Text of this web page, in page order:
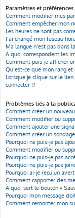
Paramètres et
Comment modifier mes
Comment empêcher mon
Les heures ne sont pas
J’ai changé mon fuseau
Ma langue n’est pas dans
A quoi correspondent les
Comment puis-je afficher
Qu’est-ce que mon rang
Lorsque je clique sur le lien
connecter !?
Problèmes liés à la
Comment créer un
Comment modifier ou
Comment ajouter une
Comment créer un sondage
Pourquoi ne puis-je pas
Comment modifier ou
Pourquoi ne puis-je pas
Pourquoi ne puis-je pas
Pourquoi ai-je reçu un
Comment rapporter des
À quoi sert le bouton «
Pourquoi mon message
Comment remonter mon